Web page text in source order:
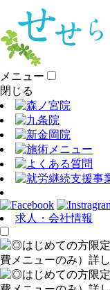
メニュー
閉じる
求人・会社情報